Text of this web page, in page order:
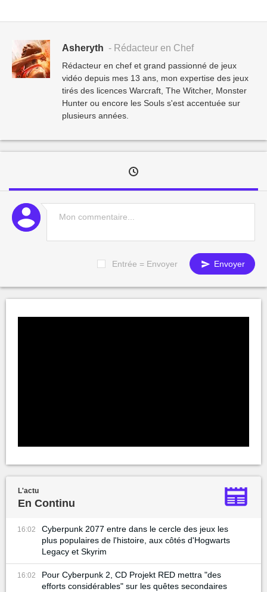
Asheryth - Rédacteur en Chef
Rédacteur en chef et grand passionné de jeux
vidéo depuis mes 13 ans, mon expertise des jeux
tirés des licences Warcraft, The Witcher, Monster
Hunter ou encore les Souls s'est accentuée sur
plusieurs années.
Entrée = Envoyer Envoyer
L'actu
En Continu
16:02
Cyberpunk 2077 entre dans le cercle des jeux les
plus populaires de l'histoire, aux côtés d'Hogwarts
Legacy et Skyrim
16:02
Pour Cyberpunk 2, CD Projekt RED mettra "des
efforts considérables" sur les quêtes secondaires